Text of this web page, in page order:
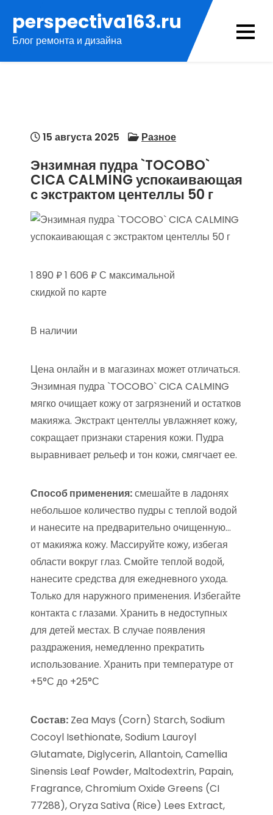
содержимому
perspectiva163.ru
Блог ремонта и дизайна
15 августа 2025 Разное
Энзимная пудра `TOCOBO`
CICA CALMING успокаивающая
с экстрактом центеллы 50 г
1 890 ₽ 1 606 ₽ С максимальной
скидкой по карте
В наличии
Цена онлайн и в магазинах может отличаться.
Энзимная пудра `TOCOBO` CICA CALMING
мягко очищает кожу от загрязнений и остатков
макияжа. Экстракт центеллы увлажняет кожу,
сокращает признаки старения кожи. Пудра
выравнивает рельеф и тон кожи, смягчает ее.
Способ применения:смешайте в ладонях
небольшое количество пудры с теплой водой
и нанесите на предварительно очищенную…
от макияжа кожу. Массируйте кожу, избегая
области вокруг глаз. Смойте теплой водой,
нанесите средства для ежедневного ухода.
Только для наружного применения. Избегайте
контакта с глазами. Хранить в недоступных
для детей местах. В случае появления
раздражения, немедленно прекратить
использование. Хранить при температуре от
+5°С до +25°С
Состав: Zea Mays (Corn) Starch, Sodium
Cocoyl Isethionate, Sodium Lauroyl
Glutamate, Diglycerin, Allantoin, Camellia
Sinensis Leaf Powder, Maltodextrin, Papain,
Fragrance, Chromium Oxide Greens (CI
77288), Oryza Sativa (Rice) Lees Extract,